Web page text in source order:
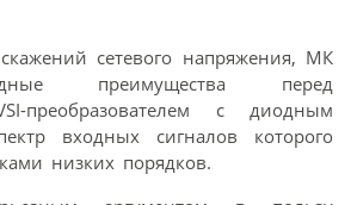
сетевого напряжения, МК
преимущества перед
преобразователем с диодным
входных сигналов которого
низких порядков.